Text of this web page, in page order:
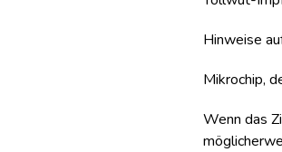
Hinweise
Mikrochip,
Wenn das